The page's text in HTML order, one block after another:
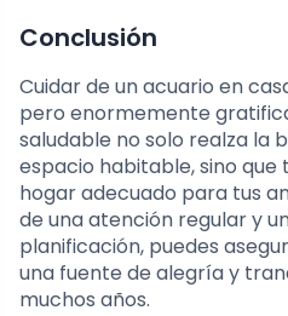
Conclusión
Cuidar de un acuario en
pero enormemente
saludable no solo realza la
espacio habitable, sino
hogar adecuado para tus
de una atención regular y
planificación, puedes
una fuente de alegría y
muchos años.